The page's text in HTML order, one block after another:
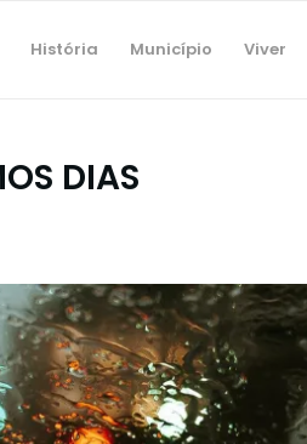
História Município Viver
DIAS